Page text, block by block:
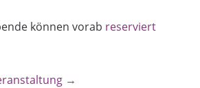
können vorab reserviert
→